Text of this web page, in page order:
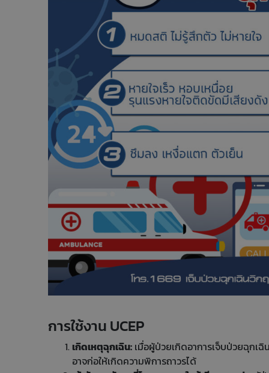
การใช้งาน UCEP
เกิดเหตุฉุกเฉิน:เมื่อผู้ป่วยเกิดอาการเจ็บป่วยฉุกเ
อาจก่อให้เกิดความพิการถาวรได้